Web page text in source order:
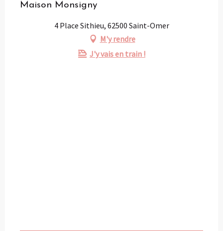
Maison Monsigny
4 Place Sithieu, 62500 Saint-Omer
M'y rendre
J'y vais en train !